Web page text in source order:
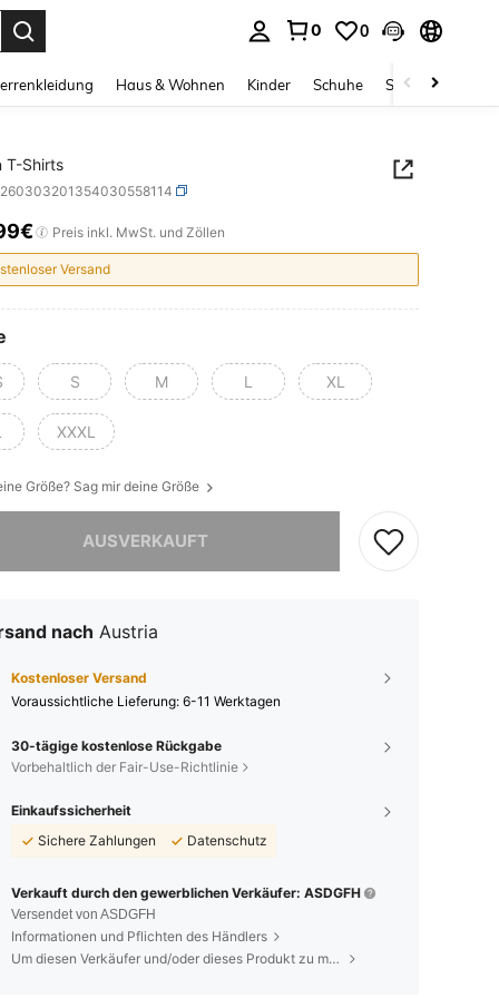
0 0
Haus & Wohnen Kinder Schuhe Schmuck &
T-Shirts
AND AVAILABILITY
Preis inkl. MwSt. und Zöllen
Versand
S M L XL
XXXL
Größe? Sag mir deine Größe
AUSVERKAUFT
Produkt ist ausverkauft.
nach Austria
Kostenloser Versand
Voraussichtliche Lieferung: 6-11 Werktagen
30-tägige kostenlose Rückgabe
Vorbehaltlich der Fair-Use-Richtlinie
Einkaufssicherheit
Sichere Zahlungen
Datenschutz
Verkauft durch den gewerblichen Verkäufer: ASDGFH
Versendet von ASDGFH
Informationen und Pflichten des Händlers
Um diesen Verkäufer und/oder dieses Produkt zu melden